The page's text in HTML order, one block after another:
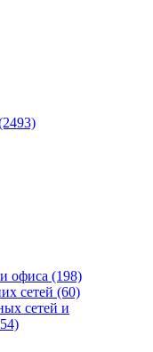
офиса (198)
сетей (60)
сетей и